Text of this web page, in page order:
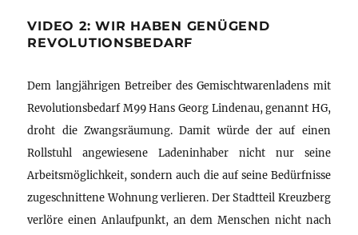
VIDEO 2: WIR HABEN GENÜGEND
REVOLUTIONSBEDARF
Dem langjährigen Betreiber des Gemischtwarenladens mit
Revolutionsbedarf M99 Hans Georg Lindenau, genannt HG,
droht die Zwangsräumung. Damit würde der auf einen
Rollstuhl angewiesene Ladeninhaber nicht nur seine
Arbeitsmöglichkeit, sondern auch die auf seine Bedürfnisse
zugeschnittene Wohnung verlieren. Der Stadtteil Kreuzberg
verlöre einen Anlaufpunkt, an dem Menschen nicht nach